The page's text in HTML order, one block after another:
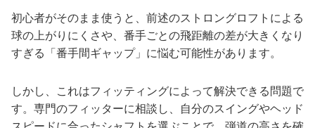
初心者がそのまま使うと、前述のストロングロフトによる
球の上がりにくさや、番手ごとの飛距離の差が大きくなり
すぎる「番手間ギャップ」に悩む可能性があります。
しかし、これはフィッティングによって解決できる問題で
す。専門のフィッターに相談し、自分のスイングやヘッド